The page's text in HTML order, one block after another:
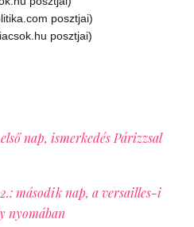
posztjai)
posztjai)
nap, ismerkedés Párizzsal
második nap, a versailles-i
nyomában